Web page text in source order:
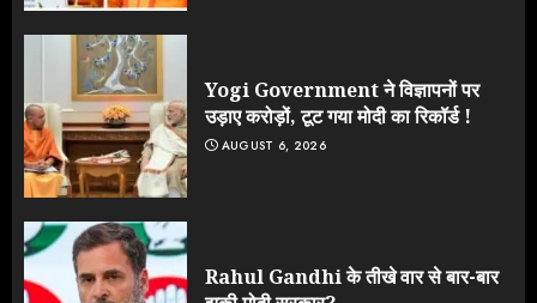
Yogi Government ने विज्ञापनों पर
उड़ाए करोड़ों, टूट गया मोदी का रिकॉर्ड !
AUGUST 6, 2026
Rahul Gandhi के तीखे वार से बार-बार